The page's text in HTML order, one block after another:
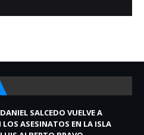
SALCEDO VUELVE A
LOS ASESINATOS EN LA ISLA